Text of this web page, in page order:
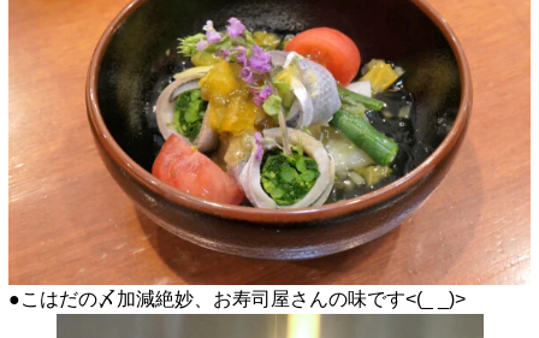
●こはだの〆加減絶妙、お寿司屋さんの味です<(_ _)>